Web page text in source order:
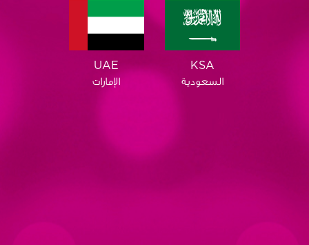
UAE
الإمارات
KSA
السعودية